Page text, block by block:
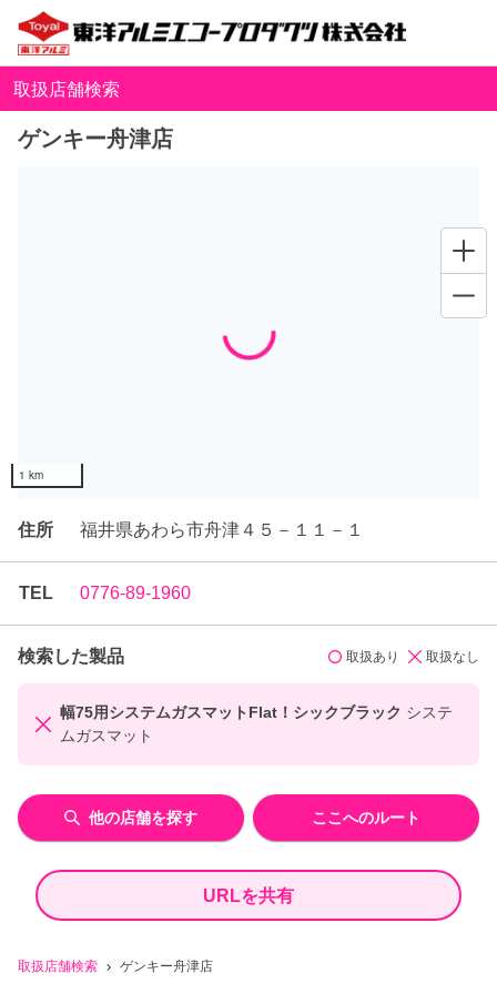
取扱店舗検索 ゲンキー舟津店
取扱店舗検索
ゲンキー舟津店
住所 福井県あわら市舟津４５－１１－１
TEL 0776-89-1960
検索した製品 取扱あり 取扱なし
幅75用システムガスマットFlat！シックブラック システ
ムガスマット
他の店舗を探す ここへのルート
URLを共有
Loading...
1 km